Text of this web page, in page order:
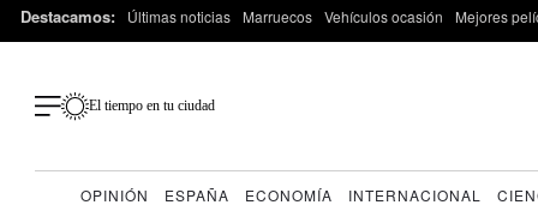
Destacamos: Últimas noticias Marruecos Vehículos ocasión Mejores
El tiempo en tu ciudad
OPINIÓN ESPAÑA ECONOMÍA INTERNACIONAL